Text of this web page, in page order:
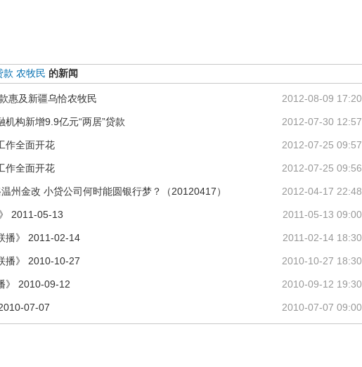
款 农牧民 的新闻
2012-08-09 17:20
惠及新疆乌恰农牧民
2012-07-30 12:57
机构新增9.9亿元“两居”贷款
2012-07-25 09:57
作全面开花
2012-07-25 09:56
作全面开花
2012-04-17 22:48
州金改 小贷公司何时能圆银行梦？（20120417）
2011-05-13 09:00
2011-05-13
2011-02-14 18:30
播》 2011-02-14
2010-10-27 18:30
播》 2010-10-27
2010-09-12 19:30
》 2010-09-12
2010-07-07 09:00
07-07